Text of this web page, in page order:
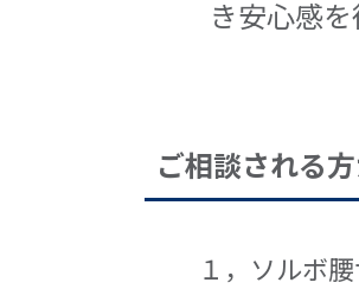
き安心感を
ご相談される
１，ソルボ